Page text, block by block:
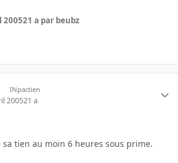
200521 a par beubz
INpactien
200521 a
tien au moin 6 heures sous prime.